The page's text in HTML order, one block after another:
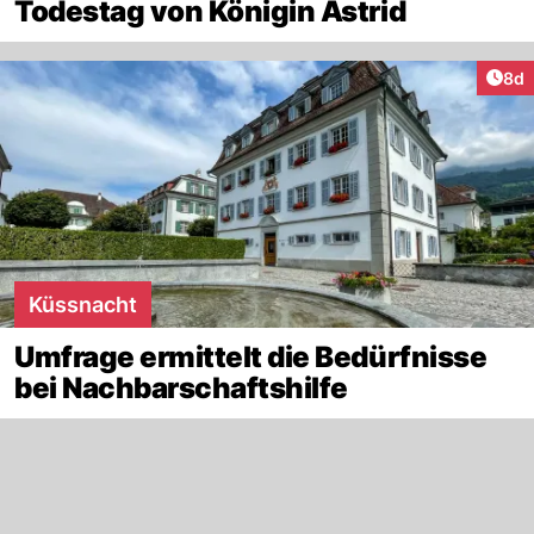
Todestag von Königin Astrid
8d
Küssnacht
Umfrage ermittelt die Bedürfnisse
bei Nachbarschaftshilfe